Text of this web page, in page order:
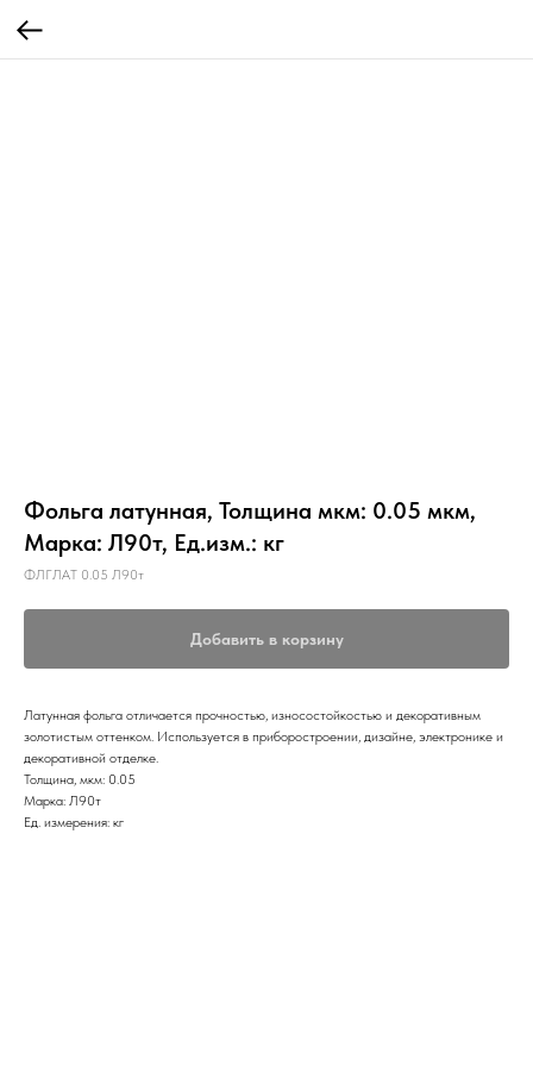
Фольга латунная, Толщина мкм: 0.05 мкм,
Марка: Л90т, Ед.изм.: кг
ФЛГЛАТ 0.05 Л90т
Добавить в корзину
Латунная фольга отличается прочностью, износостойкостью и декоративным
золотистым оттенком. Используется в приборостроении, дизайне, электронике и
декоративной отделке.
Толщина, мкм: 0.05
Марка: Л90т
Ед. измерения: кг